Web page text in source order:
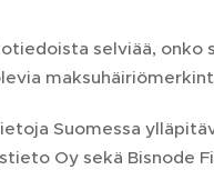
selviää, onko
Suomessa
Oy sekä Bisnode